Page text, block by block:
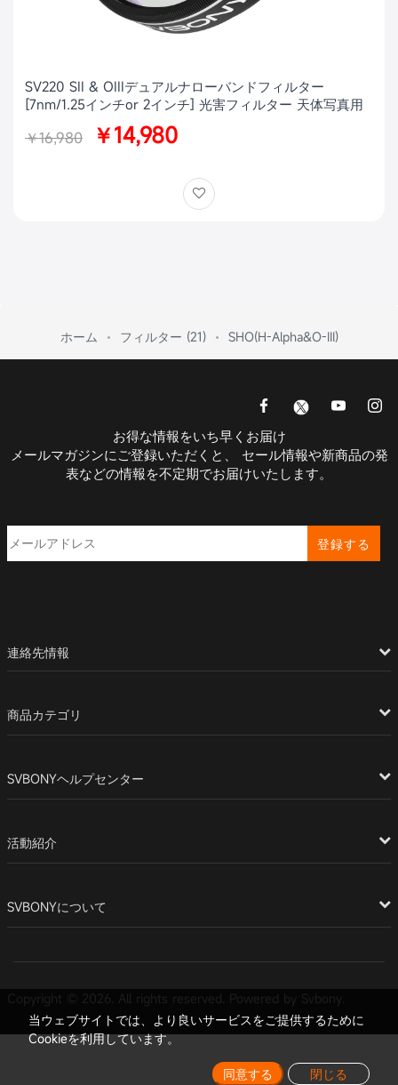
SV220 SII & OIIIデュアルナローバンドフィルター
[7nm/1.25インチor 2インチ] 光害フィルター 天体写真用
￥16,980 ￥14,980
ホーム フィルター (21) SHO(H-Alpha&O-III)
お得な情報をいち早くお届け
メールマガジンにご登録いただくと、 セール情報や新商品の発
表などの情報を不定期でお届けいたします。
登録する
連絡先情報
商品カテゴリ
SVBONYヘルプセンター
活動紹介
SVBONYについて
当ウェブサイトでは、より良いサービスをご提供するために
Cookieを利用しています。
同意する 閉じる